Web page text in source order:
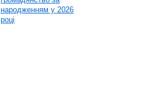
народженням у 2026
році